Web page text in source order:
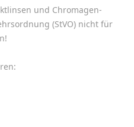
und Chromagen-
(StVO) nicht für